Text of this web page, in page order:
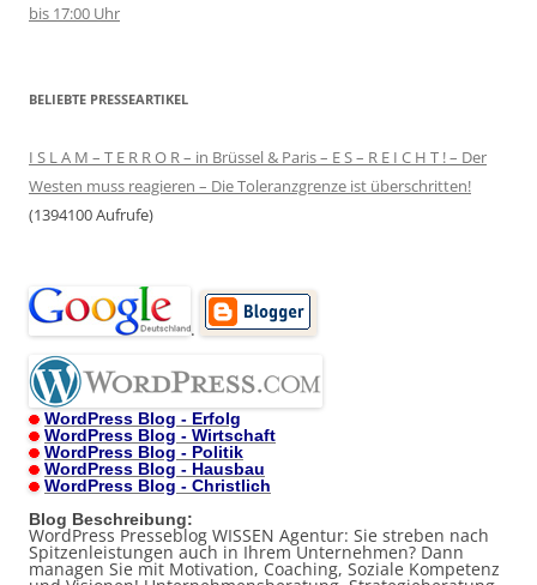
bis 17:00 Uhr
BELIEBTE PRESSEARTIKEL
I S L A M – T E R R O R – in Brüssel & Paris – E S – R E I C H T ! – Der
Westen muss reagieren – Die Toleranzgrenze ist überschritten!
(1394100 Aufrufe)
.
WordPress Blog - Erfolg
WordPress Blog - Wirtschaft
WordPress Blog - Politik
WordPress Blog - Hausbau
WordPress Blog - Christlich
Blog Beschreibung:
WordPress Presseblog WISSEN Agentur: Sie streben nach
Spitzenleistungen auch in Ihrem Unternehmen? Dann
managen Sie mit Motivation, Coaching, Soziale Kompetenz